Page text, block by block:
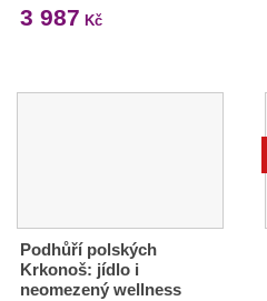
3 987 Kč
Podhůří polských
Krkonoš: jídlo i
neomezený wellness